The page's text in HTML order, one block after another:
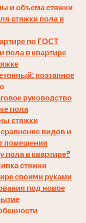
и объема стяжки
стяжки пола в
по ГОСТ
пола в квартире
поэтапное
руководство
пола
стяжки
видов и
помещения
пола в квартире?
стяжки
своими руками
под новое